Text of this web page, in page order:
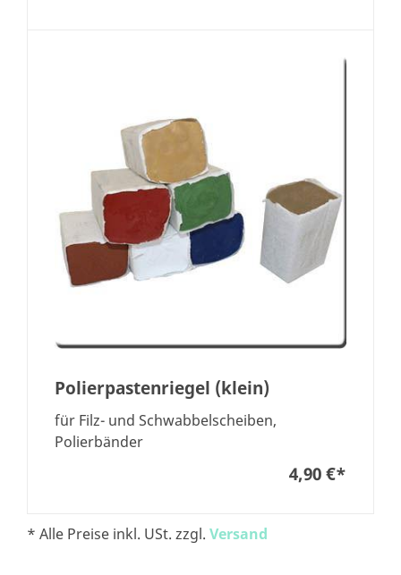
Polierpastenriegel (klein)
für Filz- und Schwabbelscheiben,
Polierbänder
4,90 €*
* Alle Preise inkl. USt. zzgl. Versand